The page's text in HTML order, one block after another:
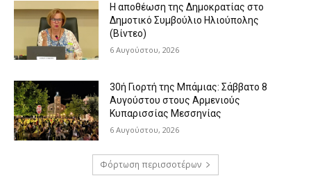
Η αποθέωση της Δημοκρατίας στο
Δημοτικό Συμβούλιο Ηλιούπολης
(Βίντεο)
6 Αυγούστου, 2026
30ή Γιορτή της Μπάμιας: Σάββατο 8
Αυγούστου στους Αρμενιούς
Κυπαρισσίας Μεσσηνίας
6 Αυγούστου, 2026
Φόρτωση περισσοτέρων